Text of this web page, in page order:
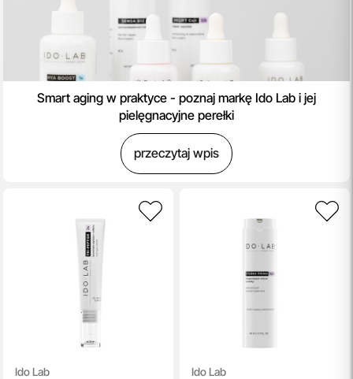
Smart aging w praktyce - poznaj markę Ido Lab i jej
pielęgnacyjne perełki
przeczytaj wpis
Ido Lab Ido Lab